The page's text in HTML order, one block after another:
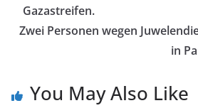
Gazastreifen.
Zwei Personen wegen
in
You May Also Like